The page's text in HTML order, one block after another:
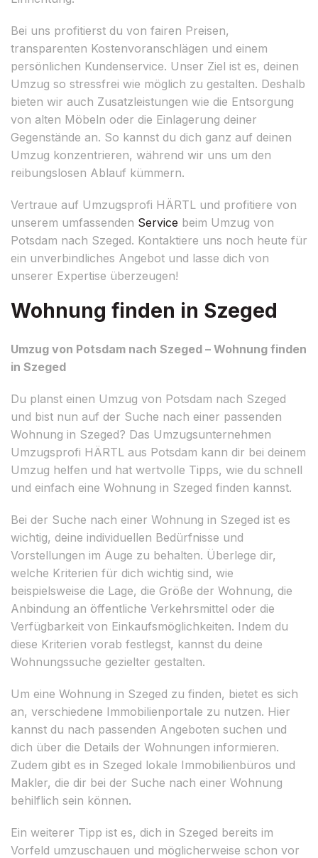
Bei uns profitierst du von fairen Preisen,
transparenten Kostenvoranschlägen und einem
persönlichen Kundenservice. Unser Ziel ist es, deinen
Umzug so stressfrei wie möglich zu gestalten. Deshalb
bieten wir auch Zusatzleistungen wie die Entsorgung
von alten Möbeln oder die Einlagerung deiner
Gegenstände an. So kannst du dich ganz auf deinen
Umzug konzentrieren, während wir uns um den
reibungslosen Ablauf kümmern.
Vertraue auf Umzugsprofi HÄRTL und profitiere von
unserem umfassenden Service beim Umzug von
Potsdam nach Szeged. Kontaktiere uns noch heute für
ein unverbindliches Angebot und lasse dich von
unserer Expertise überzeugen!
Wohnung finden in Szeged
Umzug von Potsdam nach Szeged – Wohnung finden
in Szeged
Du planst einen Umzug von Potsdam nach Szeged
und bist nun auf der Suche nach einer passenden
Wohnung in Szeged? Das Umzugsunternehmen
Umzugsprofi HÄRTL aus Potsdam kann dir bei deinem
Umzug helfen und hat wertvolle Tipps, wie du schnell
und einfach eine Wohnung in Szeged finden kannst.
Bei der Suche nach einer Wohnung in Szeged ist es
wichtig, deine individuellen Bedürfnisse und
Vorstellungen im Auge zu behalten. Überlege dir,
welche Kriterien für dich wichtig sind, wie
beispielsweise die Lage, die Größe der Wohnung, die
Anbindung an öffentliche Verkehrsmittel oder die
Verfügbarkeit von Einkaufsmöglichkeiten. Indem du
diese Kriterien vorab festlegst, kannst du deine
Wohnungssuche gezielter gestalten.
Um eine Wohnung in Szeged zu finden, bietet es sich
an, verschiedene Immobilienportale zu nutzen. Hier
kannst du nach passenden Angeboten suchen und
dich über die Details der Wohnungen informieren.
Zudem gibt es in Szeged lokale Immobilienbüros und
Makler, die dir bei der Suche nach einer Wohnung
behilflich sein können.
Ein weiterer Tipp ist es, dich in Szeged bereits im
Vorfeld umzuschauen und möglicherweise schon vor